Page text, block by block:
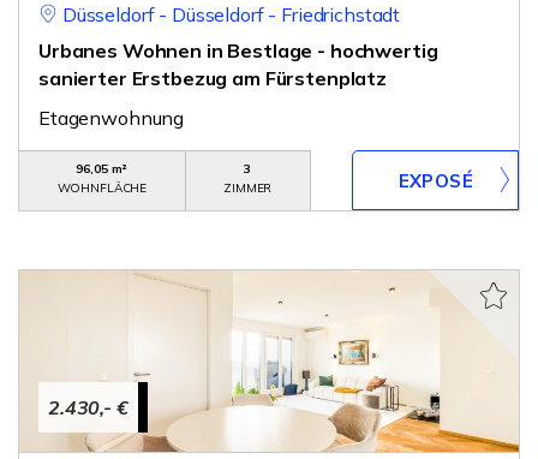
Düsseldorf - Düsseldorf - Friedrichstadt
Urbanes Wohnen in Bestlage - hochwertig
sanierter Erstbezug am Fürstenplatz
Etagenwohnung
96,05 m²
WOHNFLÄCHE
3
ZIMMER
2.430,- €